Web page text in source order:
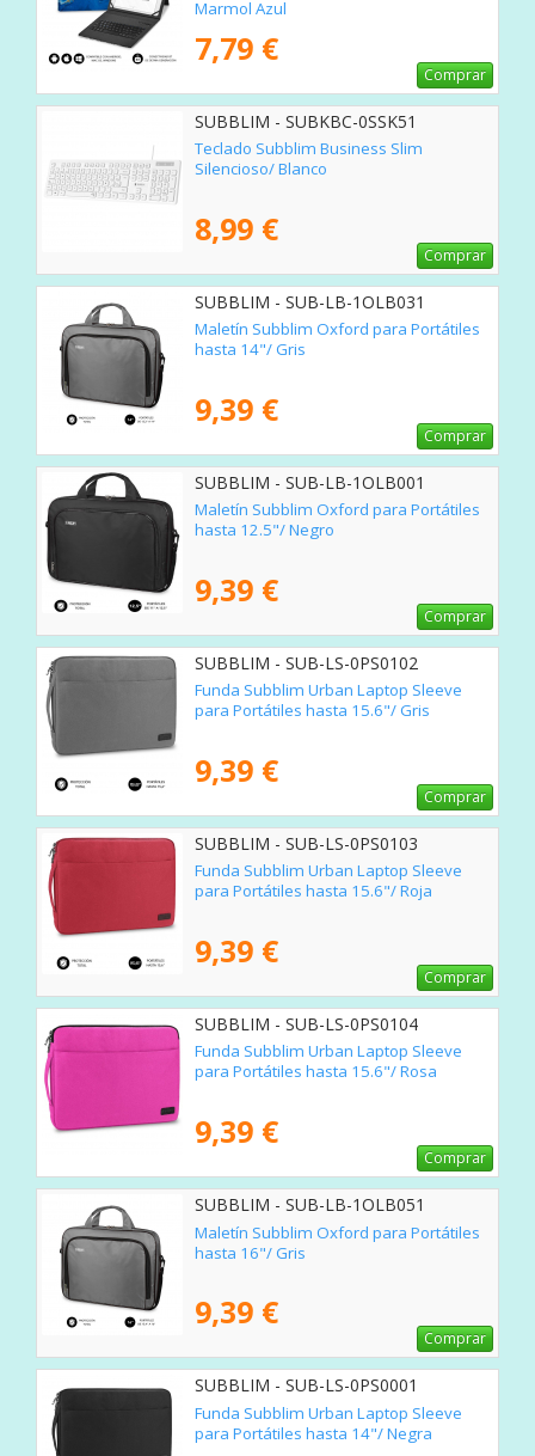
Marmol Azul
7,79 €
Comprar
SUBBLIM - SUBKBC-0SSK51
Teclado Subblim Business Slim
Silencioso/ Blanco
8,99 €
Comprar
SUBBLIM - SUB-LB-1OLB031
Maletín Subblim Oxford para Portátiles
hasta 14"/ Gris
9,39 €
Comprar
SUBBLIM - SUB-LB-1OLB001
Maletín Subblim Oxford para Portátiles
hasta 12.5"/ Negro
9,39 €
Comprar
SUBBLIM - SUB-LS-0PS0102
Funda Subblim Urban Laptop Sleeve
para Portátiles hasta 15.6"/ Gris
9,39 €
Comprar
SUBBLIM - SUB-LS-0PS0103
Funda Subblim Urban Laptop Sleeve
para Portátiles hasta 15.6"/ Roja
9,39 €
Comprar
SUBBLIM - SUB-LS-0PS0104
Funda Subblim Urban Laptop Sleeve
para Portátiles hasta 15.6"/ Rosa
9,39 €
Comprar
SUBBLIM - SUB-LB-1OLB051
Maletín Subblim Oxford para Portátiles
hasta 16"/ Gris
9,39 €
Comprar
SUBBLIM - SUB-LS-0PS0001
Funda Subblim Urban Laptop Sleeve
para Portátiles hasta 14"/ Negra